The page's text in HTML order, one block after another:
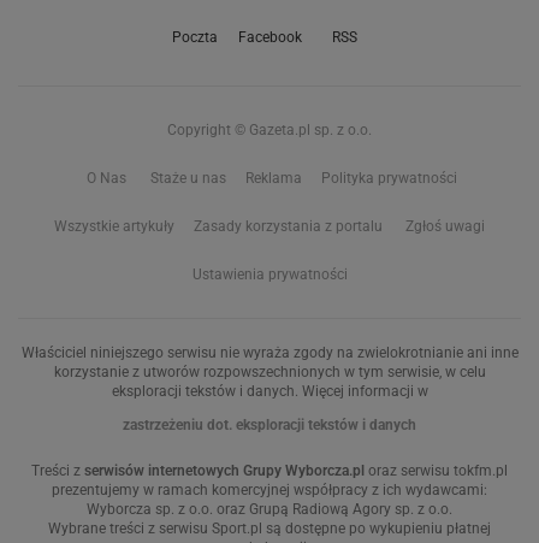
Poczta Facebook RSS
Copyright © Gazeta.pl sp. z o.o.
O Nas Staże u nas Reklama Polityka prywatności
Wszystkie artykuły Zasady korzystania z portalu Zgłoś uwagi
Ustawienia prywatności
Właściciel niniejszego serwisu nie wyraża zgody na zwielokrotnianie ani inne
korzystanie z utworów rozpowszechnionych w tym serwisie, w celu
eksploracji tekstów i danych. Więcej informacji w
zastrzeżeniu dot. eksploracji tekstów i danych
Treści z serwisów internetowych Grupy Wyborcza.pl oraz serwisu tokfm.pl
prezentujemy w ramach komercyjnej współpracy z ich wydawcami:
Wyborcza sp. z o.o. oraz Grupą Radiową Agory sp. z o.o.
Wybrane treści z serwisu Sport.pl są dostępne po wykupieniu płatnej